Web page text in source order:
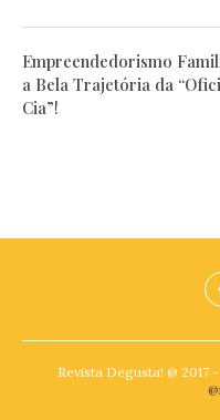
Empreendedorismo
a Bela Trajetória da
Cia”!
Revista Degusta! @